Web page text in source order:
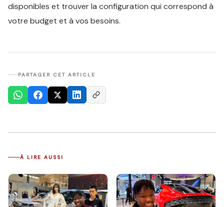
disponibles et trouver la configuration qui correspond à
votre budget et à vos besoins.
PARTAGER CET ARTICLE
À LIRE AUSSI